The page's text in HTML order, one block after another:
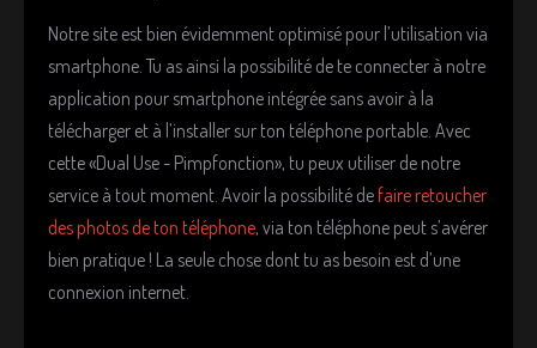
Notre site est bien évidemment optimisé pour l’utilisation via
smartphone. Tu as ainsi la possibilité de te connecter à notre
application pour smartphone intégrée sans avoir à la
télécharger et à l’installer sur ton téléphone portable. Avec
cette «Dual Use - Pimpfonction», tu peux utiliser de notre
service à tout moment. Avoir la possibilité defaire retoucher
des photos de ton téléphone, via ton téléphone peut s’avérer
bien pratique ! La seule chose dont tu as besoin est d’une
connexion internet.